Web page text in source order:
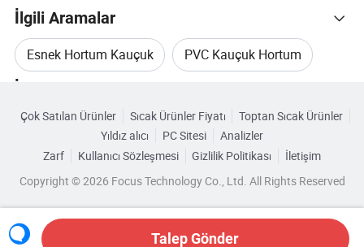
Giriş Basıncı: Tutarlı performans için 1/2 PSIG'de çalışacak
şekilde tasarlanmıştır.
Çıkış konektörü: Verimli gaz akışı için 5/8'' çıkış ile birlikte
Maksimum Kapasite: 50,000 BTU/saate kadar işleme
Uzun ömür ve güvenilirlik sağlayan güçlü, dayanıklı ve
İlgili Aramalar
Esnek Hortum Kauçuk PVC Kauçuk Hortum
Esnek Kauçuk Hava Hortumu
Gaz Hava Hortumu Kauçuk Hortum Gazı
Kategorilere Göre Gözat
Çok Satılan Ürünler Sıcak Ürünler Fiyatı
Toptan Sıcak Ürünler
Yıldız alıcı
PC Sitesi
Analizler
Zarf
Kullanıcı Sözleşmesi Gizlilik Politikası
İletişim
Copyright © 2026 Focus Technology Co., Ltd. All Rights Reserved
Talep Gönder